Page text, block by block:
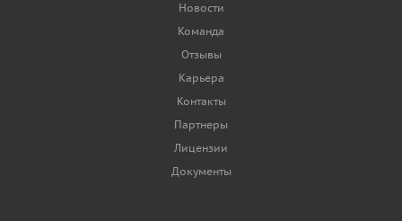
Новости
Команда
Отзывы
Карьера
Контакты
Партнеры
Лицензии
Документы